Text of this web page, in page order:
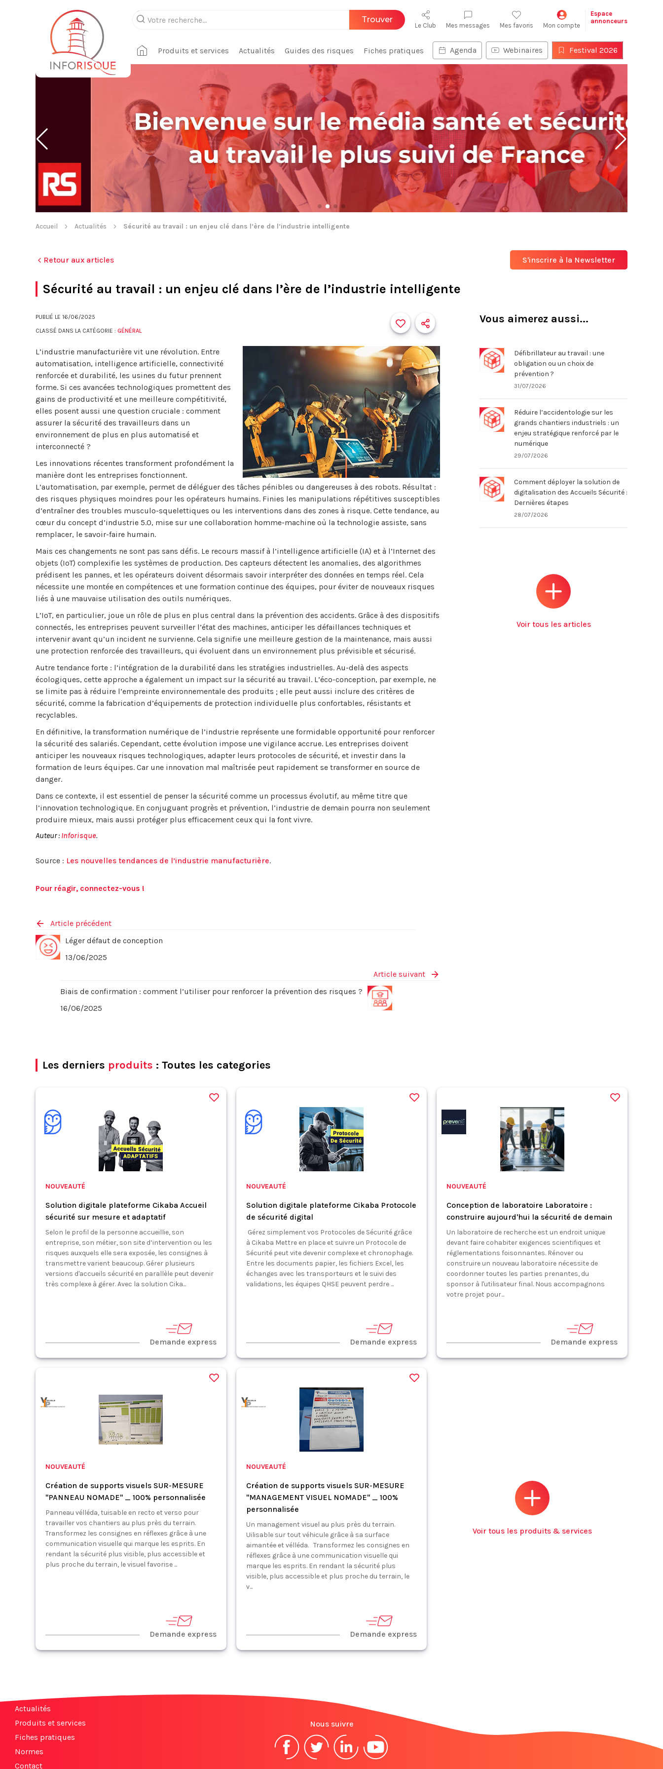
Trouver
Le Club Mes messages Mes favoris Mon compte
Espace
annonceurs
Produits et services Actualités Guides des risques Fiches pratiques Agenda Webinaires Festival 2026
Accueil Actualités Sécurité au travail : un enjeu clé dans l’ère de l’industrie intelligente
Retour aux articles S'inscrire à la Newsletter
Sécurité au travail : un enjeu clé dans l’ère de l’industrie intelligente
PUBLIÉ LE 16/06/2025
CLASSÉ DANS LA CATÉGORIE : GÉNÉRAL
L’industrie manufacturière vit une révolution. Entre
automatisation, intelligence artificielle, connectivité
renforcée et durabilité, les usines du futur prennent
forme. Si ces avancées technologiques promettent des
gains de productivité et une meilleure compétitivité,
elles posent aussi une question cruciale : comment
assurer la sécurité des travailleurs dans un
environnement de plus en plus automatisé et
interconnecté ?
Les innovations récentes transforment profondément la
manière dont les entreprises fonctionnent.
L’automatisation, par exemple, permet de déléguer des tâches pénibles ou dangereuses à des robots. Résultat :
des risques physiques moindres pour les opérateurs humains. Finies les manipulations répétitives susceptibles
d’entraîner des troubles musculo-squelettiques ou les interventions dans des zones à risque. Cette tendance, au
cœur du concept d’industrie 5.0, mise sur une collaboration homme-machine où la technologie assiste, sans
remplacer, le savoir-faire humain.
Mais ces changements ne sont pas sans défis. Le recours massif à l’intelligence artificielle (IA) et à l’Internet des
objets (IoT) complexifie les systèmes de production. Des capteurs détectent les anomalies, des algorithmes
prédisent les pannes, et les opérateurs doivent désormais savoir interpréter des données en temps réel. Cela
nécessite une montée en compétences et une formation continue des équipes, pour éviter de nouveaux risques
liés à une mauvaise utilisation des outils numériques.
L’IoT, en particulier, joue un rôle de plus en plus central dans la prévention des accidents. Grâce à des dispositifs
connectés, les entreprises peuvent surveiller l’état des machines, anticiper les défaillances techniques et
intervenir avant qu’un incident ne survienne. Cela signifie une meilleure gestion de la maintenance, mais aussi
une protection renforcée des travailleurs, qui évoluent dans un environnement plus prévisible et sécurisé.
Autre tendance forte : l’intégration de la durabilité dans les stratégies industrielles. Au-delà des aspects
écologiques, cette approche a également un impact sur la sécurité au travail. L’éco-conception, par exemple, ne
se limite pas à réduire l’empreinte environnementale des produits ; elle peut aussi inclure des critères de
sécurité, comme la fabrication d’équipements de protection individuelle plus confortables, résistants et
recyclables.
En définitive, la transformation numérique de l’industrie représente une formidable opportunité pour renforcer
la sécurité des salariés. Cependant, cette évolution impose une vigilance accrue. Les entreprises doivent
anticiper les nouveaux risques technologiques, adapter leurs protocoles de sécurité, et investir dans la
formation de leurs équipes. Car une innovation mal maîtrisée peut rapidement se transformer en source de
danger.
Dans ce contexte, il est essentiel de penser la sécurité comme un processus évolutif, au même titre que
l’innovation technologique. En conjuguant progrès et prévention, l’industrie de demain pourra non seulement
produire mieux, mais aussi protéger plus efficacement ceux qui la font vivre.
Auteur : Inforisque.
Source : Les nouvelles tendances de l’industrie manufacturière.
Pour réagir, connectez-vous !
Article précédent
Léger défaut de conception
13/06/2025
Article suivant
Biais de confirmation : comment l’utiliser pour renforcer la prévention des risques ?
16/06/2025
Vous aimerez aussi...
Défibrillateur au travail : une
obligation ou un choix de
prévention ?
31/07/2026
Réduire l’accidentologie sur les
grands chantiers industriels : un
enjeu stratégique renforcé par le
numérique
29/07/2026
Comment déployer la solution de
digitalisation des Accueils Sécurité :
Dernières étapes
28/07/2026
Voir tous les articles
Les derniers produits : Toutes les categories
NOUVEAUTÉ
Solution digitale plateforme Cikaba Accueil
sécurité sur mesure et adaptatif
Selon le profil de la personne accueillie, son
entreprise, son métier, son site d’intervention ou les
risques auxquels elle sera exposée, les consignes à
transmettre varient beaucoup. Gérer plusieurs
versions d'accueils sécurité en parallèle peut devenir
très complexe à gérer. Avec la solution Cika...
Demande express
NOUVEAUTÉ
Solution digitale plateforme Cikaba Protocole
de sécurité digital
Gérez simplement vos Protocoles de Sécurité grâce
à Cikaba Mettre en place et suivre un Protocole de
Sécurité peut vite devenir complexe et chronophage.
Entre les documents papier, les fichiers Excel, les
échanges avec les transporteurs et le suivi des
validations, les équipes QHSE peuvent perdre ...
Demande express
NOUVEAUTÉ
Conception de laboratoire Laboratoire :
construire aujourd'hui la sécurité de demain
Un laboratoire de recherche est un endroit unique
devant faire cohabiter exigences scientifiques et
réglementations foisonnantes. Rénover ou
construire un nouveau laboratoire nécessite de
coordonner toutes les parties prenantes, du
sponsor à l'utilisateur final. Nous accompagnons
votre projet pour...
Demande express
NOUVEAUTÉ
Création de supports visuels SUR-MESURE
"PANNEAU NOMADE" _ 100% personnalisée
Panneau vélléda, tuisable en recto et verso pour
travailler vos chantiers au plus près du terrain.
Transformez les consignes en réflexes grâce à une
communication visuelle qui marque les esprits. En
rendant la sécurité plus visible, plus accessible et
plus proche du terrain, le visuel favorise ...
Demande express
NOUVEAUTÉ
Création de supports visuels SUR-MESURE
"MANAGEMENT VISUEL NOMADE" _ 100%
personnalisée
Un management visuel au plus près du terrain.
Uilisable sur tout véhicule grâce à sa surface
aimantée et vélléda. Transformez les consignes en
réflexes grâce à une communication visuelle qui
marque les esprits. En rendant la sécurité plus
visible, plus accessible et plus proche du terrain, le
v...
Demande express
Voir tous les produits & services
Actualités
Produits et services
Fiches pratiques
Normes
Contact
Nous suivre